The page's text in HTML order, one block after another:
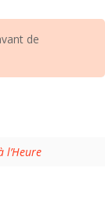
de
l’Heure